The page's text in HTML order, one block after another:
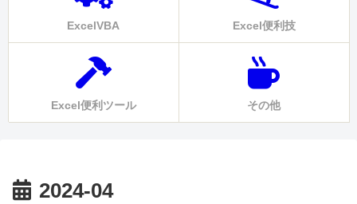
ExcelVBA Excel便利技
Excel便利ツール その他
2024-04